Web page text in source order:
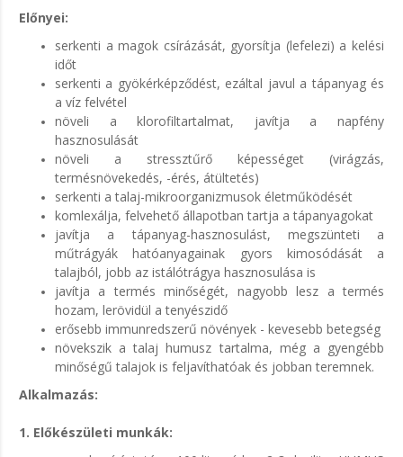
Előnyei:
serkenti a magok csírázását, gyorsítja (lefelezi) a kelési
időt
serkenti a gyökérképződést, ezáltal javul a tápanyag és
a víz felvétel
növeli a klorofiltartalmat, javítja a napfény
hasznosulását
növeli a stressztűrő képességet (virágzás,
termésnövekedés, -érés, átültetés)
serkenti a talaj-mikroorganizmusok életműködését
komlexálja, felvehető állapotban tartja a tápanyagokat
javítja a tápanyag-hasznosulást, megszünteti a
műtrágyák hatóanyagainak gyors kimosódását a
talajból, jobb az istálótrágya hasznosulása is
javítja a termés minőségét, nagyobb lesz a termés
hozam, lerövidül a tenyészidő
erősebb immunredszerű növények - kevesebb betegség
növekszik a talaj humusz tartalma, még a gyengébb
minőségű talajok is feljavíthatóak és jobban teremnek.
Alkalmazás:
1. Előkészületi munkák: